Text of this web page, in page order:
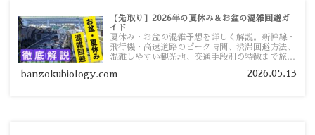
【先取り】2026年の夏休み＆お盆の混雑回避ガ
イド
夏休み・お盆の混雑予想を詳しく解説。新幹線・
飛行機・高速道路のピーク時間、渋滞回避方法、
混雑しやすい観光地、交通手段別の特徴まで旅行
banzokubiology.com 2026.05.13